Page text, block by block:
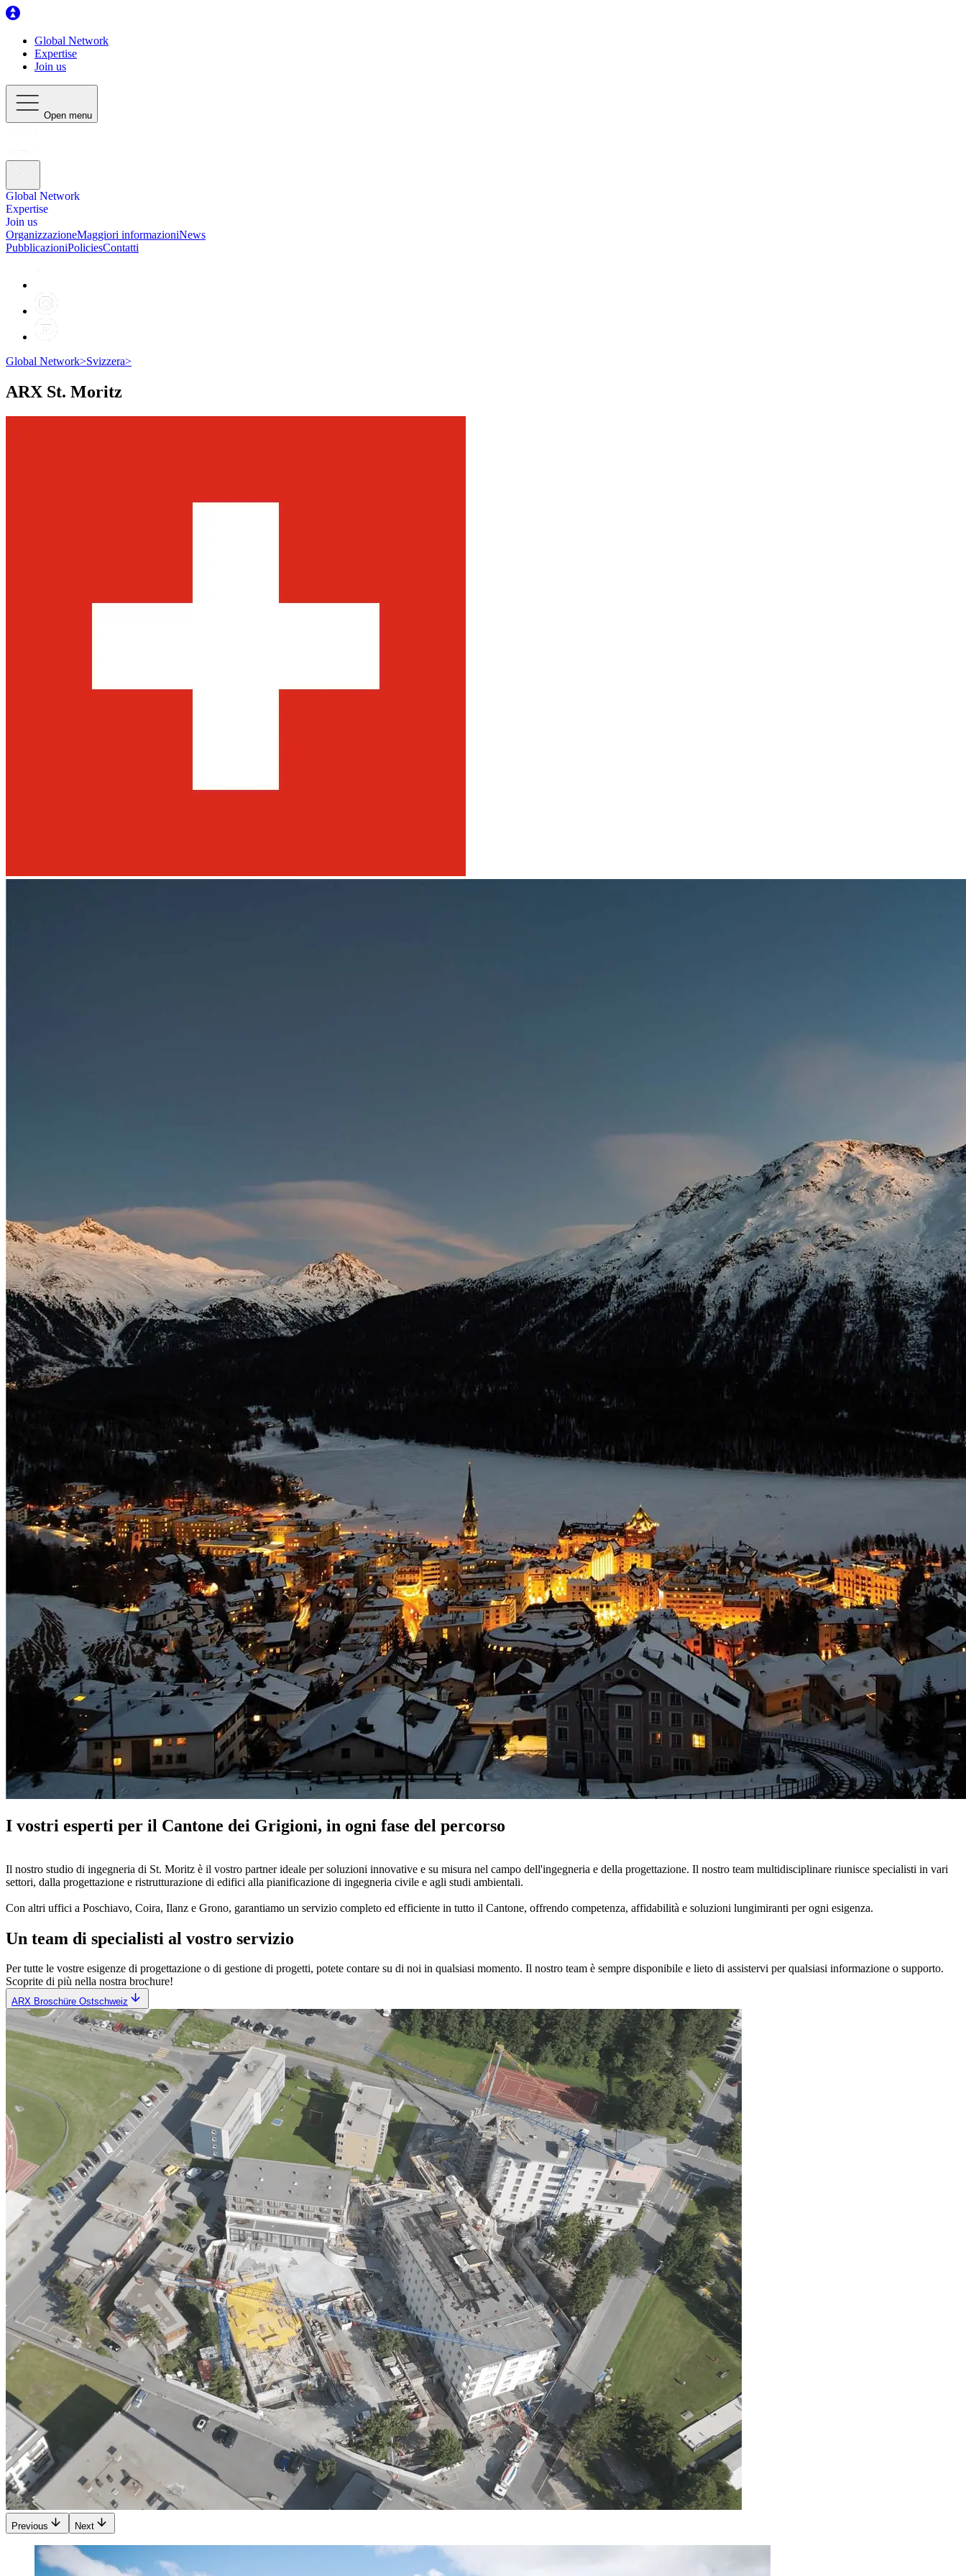
Global Network
Expertise
Join us
Open menu
Global Network
Expertise
Join us
OrganizzazioneMaggiori informazioniNews
PubblicazioniPoliciesContatti
Global Network>Svizzera>
ARX St. Moritz
I vostri esperti per il Cantone dei Grigioni, in ogni fase del percorso
Il nostro studio di ingegneria di St. Moritz è il vostro partner ideale per soluzioni innovative e su misura nel campo dell'ingegneria e della progettazione. Il nostro team multidisciplinare riunisce specialisti in vari
settori, dalla progettazione e ristrutturazione di edifici alla pianificazione di ingegneria civile e agli studi ambientali.
Con altri uffici a Poschiavo, Coira, Ilanz e Grono, garantiamo un servizio completo ed efficiente in tutto il Cantone, offrendo competenza, affidabilità e soluzioni lungimiranti per ogni esigenza.
Un team di specialisti al vostro servizio
Per tutte le vostre esigenze di progettazione o di gestione di progetti, potete contare su di noi in qualsiasi momento. Il nostro team è sempre disponibile e lieto di assistervi per qualsiasi informazione o supporto.
Scoprite di più nella nostra brochure!
ARX Broschüre Ostschweiz
Previous Next